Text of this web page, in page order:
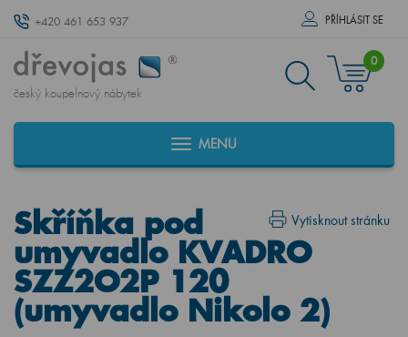
+420 461 653 937 PŘÍHLÁSIT SE
český koupelnový nábytek
0
MENU
Vytisknout stránku
Skříňka pod
umyvadlo KVADRO
SZZ2O2P 120
(umyvadlo Nikolo 2)